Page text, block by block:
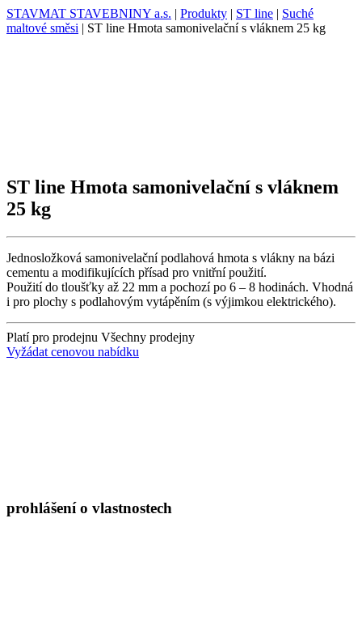
STAVMAT STAVEBNINY a.s. | Produkty | ST line | Suché
maltové směsi | ST line Hmota samonivelační s vláknem 25 kg
ST line Hmota samonivelační s vláknem
25 kg
Jednosložková samonivelační podlahová hmota s vlákny na bázi
cementu a modifikujících přísad pro vnitřní použití.
Použití do tloušťky až 22 mm a pochozí po 6 – 8 hodinách. Vhodná
i pro plochy s podlahovým vytápěním (s výjimkou elektrického).
Platí pro prodejnu Všechny prodejny
Vyžádat cenovou nabídku
prohlášení o vlastnostech